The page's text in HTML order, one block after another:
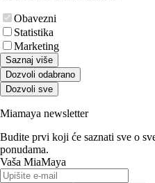
Obavezni
Statistika
Marketing
Saznaj više
Dozvoli odabrano
Dozvoli sve
Miamaya newsletter
Budite prvi koji će saznati sve o
ponudama.
Vaša MiaMaya